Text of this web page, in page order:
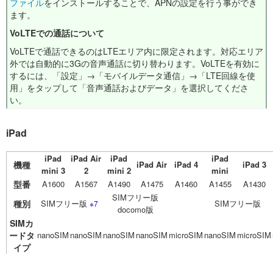
ファイルをインストールすることで、APNの設定を行う事ができ
ます。
VoLTEでの通話について
VoLTEで通話できるのはLTEエリア内に限定されます。対応エリア
外では自動的に3Gの音声通話に切り替わります。VoLTEを有効に
するには、「設定」→「モバイルデータ通信」→「LTE回線を使
用」をタップして「音声通話およびデータ」を選択してくださ
い。
iPad
機種
iPad
mini 3
iPad Air
2
iPad
mini 2
iPad Air iPad 4
iPad
mini
iPad 3
型番 A1600 A1567 A1490 A1475 A1460 A1455 A1430
種別 SIMフリー版 ※7
SIMフリー版
docomo版
SIMフリー版
SIMカ
ードタ
イプ
nanoSIM nanoSIM nanoSIM nanoSIM microSIM nanoSIM microSIM